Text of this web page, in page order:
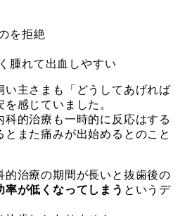
を拒絶
腫れて出血しやすい
い主さまも「どうしてあげれば
感じていました。
的治療も一時的に反応はする
また痛みが出始めるとのこと
的治療の期間が長いと抜歯後の
率が低くなってしまう というデ